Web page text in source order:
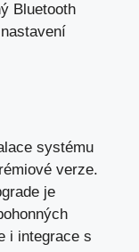
Bluetooth
systému
verze.
je
i integrace s